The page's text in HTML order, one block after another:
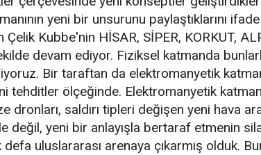
yeni bir unsurunu paylaştıklarını
Kubbe'nin HİSAR, SİPER, KORKUT,
devam ediyor. Fiziksel katmanda
Bir taraftan da elektromanyetik
tehditler ölçeğinde. Elektromanyetik
dronları, saldırı tipleri değişen yeni hava
değil, yeni bir anlayışla bertaraf etmenin
uluslararası arenaya çıkarmış olduk.